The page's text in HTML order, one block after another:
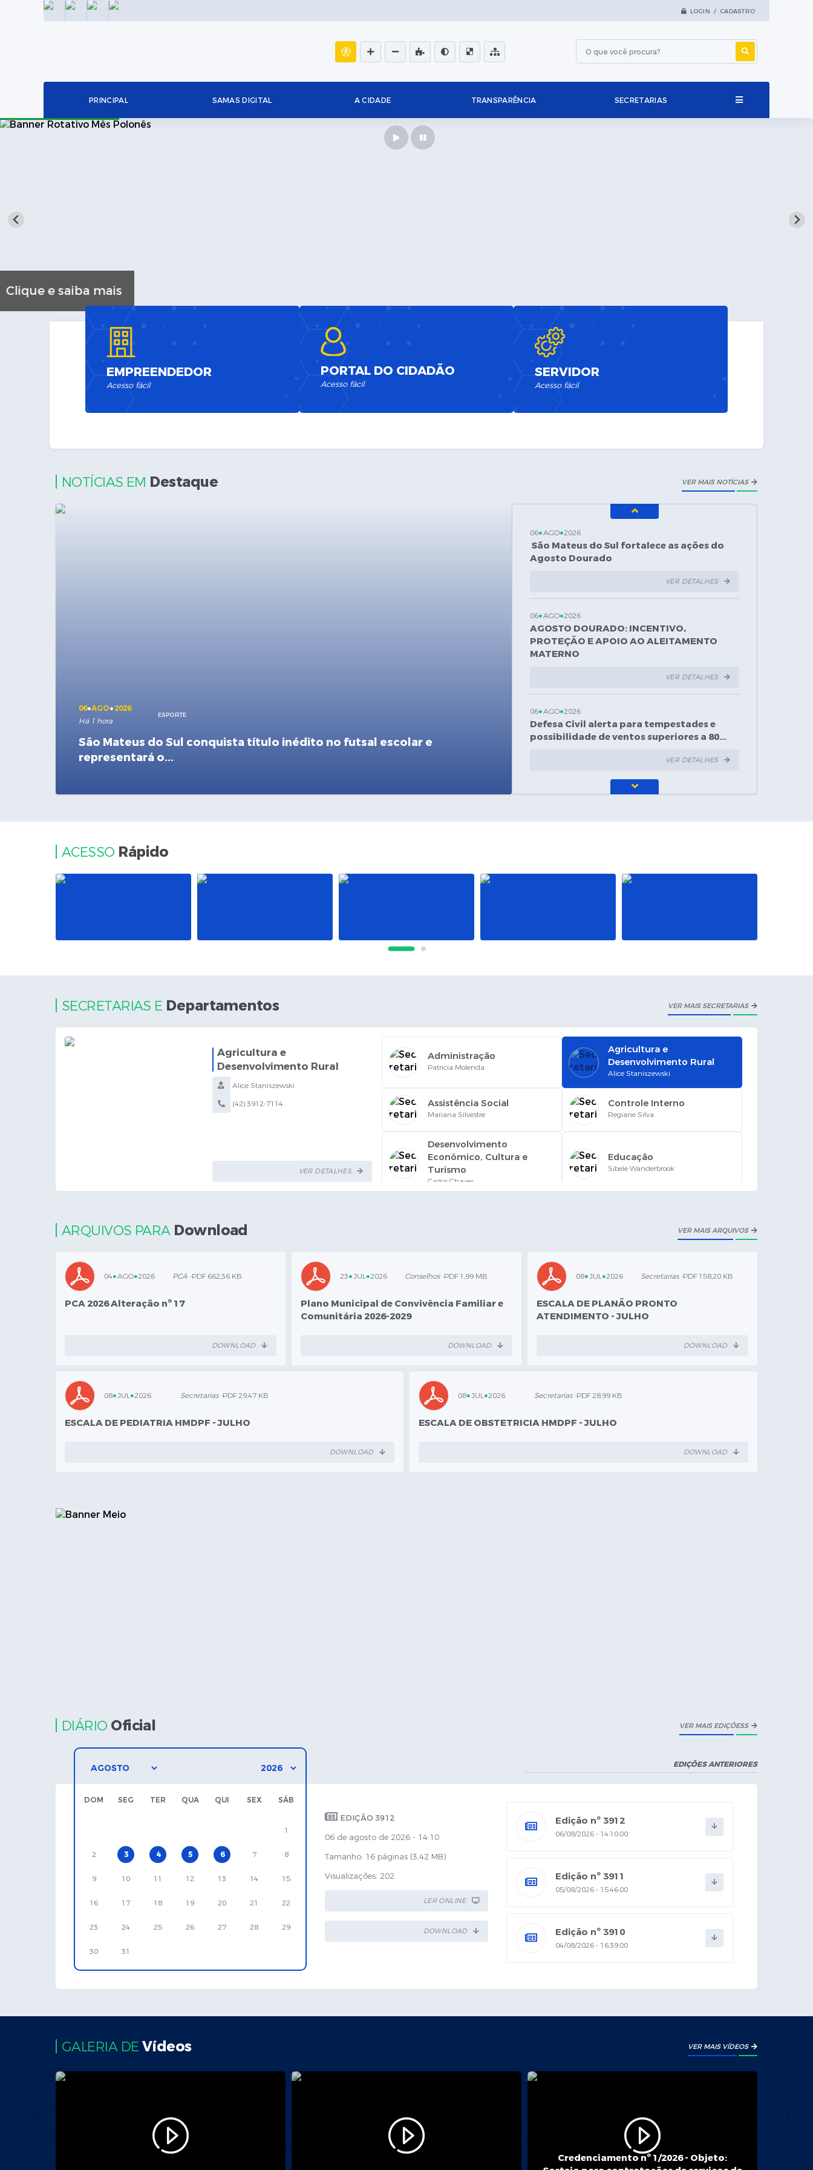
LOGIN / CADASTRO
INSTAGRAMFACEBOOKLINKEDIN
PRINCIPAL SAMAS DIGITAL A CIDADE TRANSPARÊNCIA SECRETARIAS
Clique e saiba mais
EMPREENDEDOR
Acesso fácil
PORTAL DO CIDADÃO
Acesso fácil
SERVIDOR
Acesso fácil
NOTÍCIAS EM Destaque VER MAIS NOTÍCIAS
06 AGO
2026
Há 1 hora
ESPORTE
São Mateus do Sul conquista título inédito no futsal escolar e
representará o...
06 AGO 2026
São Mateus do Sul fortalece as ações do
Agosto Dourado
VER DETALHES
06 AGO 2026
AGOSTO DOURADO: INCENTIVO,
PROTEÇÃO E APOIO AO ALEITAMENTO
MATERNO
VER DETALHES
06 AGO 2026
Defesa Civil alerta para tempestades e
possibilidade de ventos superiores a 80...
VER DETALHES
06 AGO 2026
do Sul 2026
ACESSO Rápido
SECRETARIAS E Departamentos VER MAIS SECRETARIAS
Agricultura e
Desenvolvimento Rural
Alice Staniszewski
(42) 3912-7114
VER DETALHES
> Administração
Patricia Molenda
>
Agricultura e
Desenvolvimento Rural
Alice Staniszewski
> Assistência Social
Mariana Silvestre
> Controle Interno
Regiane Silva
>
Desenvolvimento
Econômico, Cultura e
Turismo
Carlos Chaves
> Educação
Sibele Wanderbrook
Obras
Cleriton Caetano
Planejamento e Gestão
Andrey Wactavski
Procuradoria Geral do
ARQUIVOS PARA Download VER MAIS ARQUIVOS
04 AGO 2026 PCA -PDF 662,36 KB
PCA 2026 Alteração nº 17
DOWNLOAD
23 JUL 2026 Conselhos -PDF 1,99 MB
Plano Municipal de Convivência Familiar e
Comunitária 2026-2029
DOWNLOAD
08 JUL 2026 Secretarias -PDF 158,20 KB
ESCALA DE PLANÃO PRONTO
ATENDIMENTO - JULHO
DOWNLOAD
08 JUL 2026 Secretarias -PDF 29,47 KB
ESCALA DE PEDIATRIA HMDPF - JULHO
DOWNLOAD
08 JUL 2026 Secretarias -PDF 28,99 KB
ESCALA DE OBSTETRICIA HMDPF - JULHO
DOWNLOAD
DIÁRIO Oficial VER MAIS EDIÇÕESS
DOM SEG TER QUA QUI SEX SÁB
1
2 3 4 5 6 7 8
9 10 11 12 13 14 15
16 17 18 19 20 21 22
23 24 25 26 27 28 29
30 31
EDIÇÃO 3912
06 de agosto de 2026 - 14:10
Tamanho: 16 páginas (3,42 MB)
Visualizações: 202
LER ONLINE
DOWNLOAD
EDIÇÕES ANTERIORES
Edição nº 3912
06/08/2026 - 14:10:00
Edição nº 3911
05/08/2026 - 15:46:00
Edição nº 3910
04/08/2026 - 16:39:00
Edição nº 3909
GALERIA DE Vídeos VER MAIS VÍDEOS
Credenciamento nº 1/2026 - Objeto: